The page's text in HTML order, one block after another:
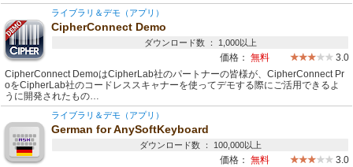
ライブラリ＆デモ（アプリ）
CipherConnect Demo
ダウンロード数 ： 1,000以上
価格： 無料
3.0
CipherConnect DemoはCipherLab社のパートナーの皆様が、CipherConnect Pr
oをCipherLab社のコードレススキャナーを使ってデモする際にご活用できるよ
うに開発されたもの…
ライブラリ＆デモ（アプリ）
German for AnySoftKeyboard
ダウンロード数 ： 100,000以上
価格： 無料
3.0